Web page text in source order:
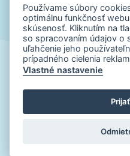
Telefónne číslo
+421 55 798 00 01
E-mail
© 2022 – 2026INKLUB.sk|
|
Používame súbory
optimálnu funkčnosť
skúsenosť. Kliknutím na
so spracovaním údajov o
uľahčenie jeho
prípadného cielenia
Vlastné nastavenie